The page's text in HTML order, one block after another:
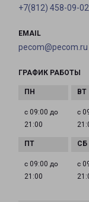
+7(812) 458-09-
EMAIL
pecom@pecom.ru
ГРАФИК РАБОТЫ
с 09:00 до
21:00
с
с 09:00 до
21:00
с